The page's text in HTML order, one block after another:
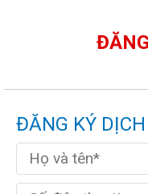
ĐĂNG KÝ